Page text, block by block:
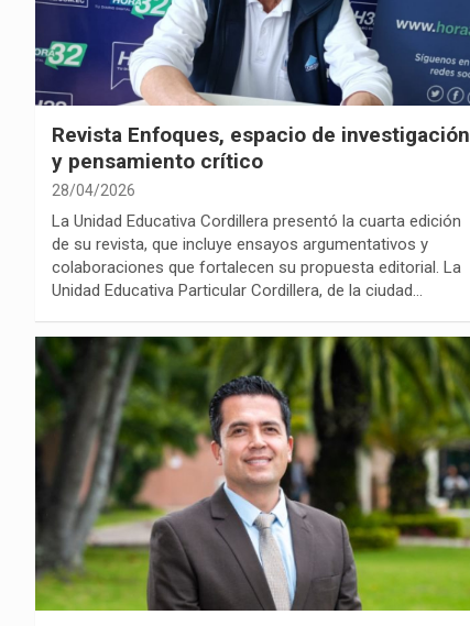
Revista Enfoques, espacio de investigación
y pensamiento crítico
28/04/2026
La Unidad Educativa Cordillera presentó la cuarta edición
de su revista, que incluye ensayos argumentativos y
colaboraciones que fortalecen su propuesta editorial. La
Unidad Educativa Particular Cordillera, de la ciudad…